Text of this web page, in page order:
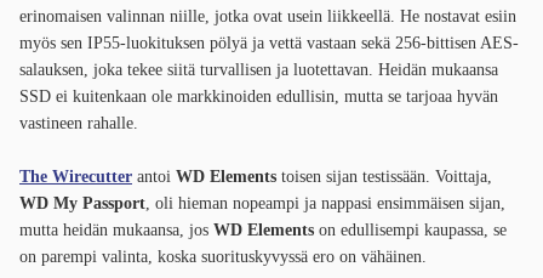
erinomaisen valinnan niille, jotka ovat usein liikkeellä. He nostavat esiin
myös sen IP55-luokituksen pölyä ja vettä vastaan sekä 256-bittisen AES-
salauksen, joka tekee siitä turvallisen ja luotettavan. Heidän mukaansa
SSD ei kuitenkaan ole markkinoiden edullisin, mutta se tarjoaa hyvän
vastineen rahalle.
The Wirecutter antoi WD Elements toisen sijan testissään. Voittaja,
WD My Passport , oli hieman nopeampi ja nappasi ensimmäisen sijan,
mutta heidän mukaansa, jos WD Elements on edullisempi kaupassa, se
on parempi valinta, koska suorituskyvyssä ero on vähäinen.